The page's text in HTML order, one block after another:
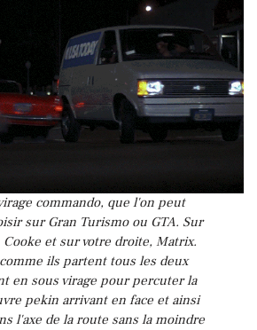
commando, que l'on peut
sur Gran Turismo ou GTA. Sur
Cooke et sur votre droite, Matrix.
ils partent tous les deux
en sous virage pour percuter la
pekin arrivant en face et ainsi
l'axe de la route sans la moindre